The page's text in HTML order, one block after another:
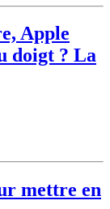
Apple
doigt ? La
mettre en